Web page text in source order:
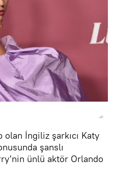
İngiliz şarkıcı Katy
şanslı
ünlü aktör Orlando